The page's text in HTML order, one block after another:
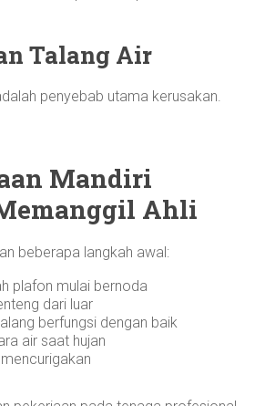
Talang Air
penyebab utama kerusakan.
Mandiri
Ahli
beberapa langkah awal:
plafon mulai bernoda
dari luar
berfungsi dengan baik
air saat hujan